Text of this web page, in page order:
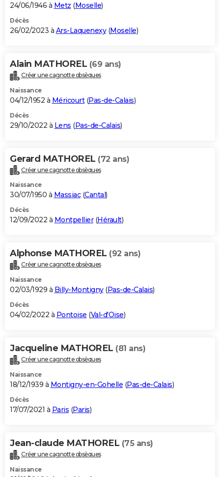
24/06/1946 à Metz (Moselle)
Décès
26/02/2023 à Ars-Laquenexy(Moselle)
Alain MATHOREL (69 ans)
Créer une cagnotte obsèques
Naissance
04/12/1952 à Méricourt(Pas-de-Calais)
Décès
29/10/2022 à Lens (Pas-de-Calais)
Gerard MATHOREL (72 ans)
Créer une cagnotte obsèques
Naissance
30/07/1950 à Massiac(Cantal )
Décès
12/09/2022 à Montpellier(Hérault)
Alphonse MATHOREL (92 ans)
Créer une cagnotte obsèques
Naissance
02/03/1929 à Billy-Montigny(Pas-de-Calais)
Décès
04/02/2022 à Pontoise (Val-d'Oise)
Jacqueline MATHOREL (81 ans)
Créer une cagnotte obsèques
Naissance
18/12/1939 à Montigny-en-Gohelle (Pas-de-Calais)
Décès
17/07/2021 à Paris (Paris)
Jean-claude MATHOREL (75 ans)
Créer une cagnotte obsèques
Naissance